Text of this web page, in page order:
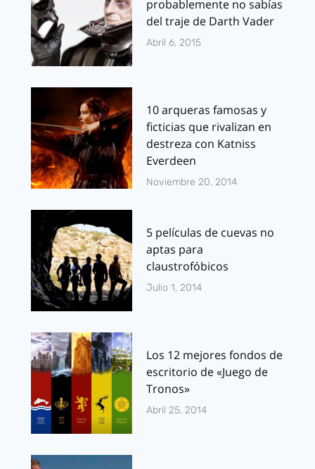
probablemente no sabías
del traje de Darth Vader
Abril 6, 2015
10 arqueras famosas y
ficticias que rivalizan en
destreza con Katniss
Everdeen
Noviembre 20, 2014
5 películas de cuevas no
aptas para
claustrofóbicos
Julio 1, 2014
Los 12 mejores fondos de
escritorio de «Juego de
Tronos»
Abril 25, 2014